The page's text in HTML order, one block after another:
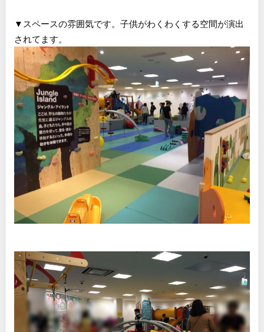
▼スペースの雰囲気です。子供がわくわくする空間が演出
されてます。